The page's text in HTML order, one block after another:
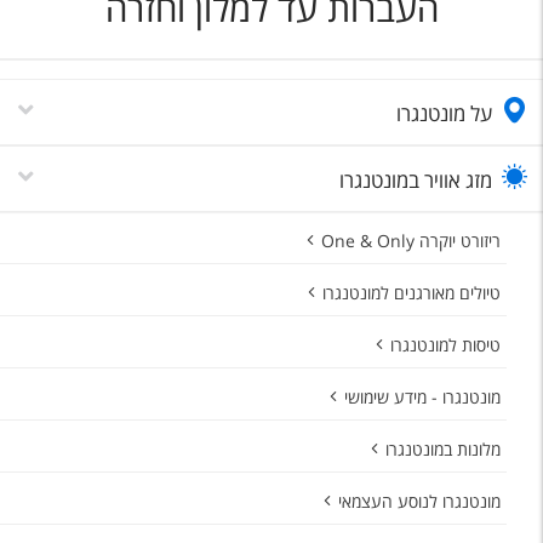
על מונטנגרו
מזג אוויר במונטנגרו
ריזורט יוקרה One & Only
טיולים מאורגנים למונטנגרו
טיסות למונטנגרו
מונטנגרו - מידע שימושי
מלונות במונטנגרו
מונטנגרו לנוסע העצמאי